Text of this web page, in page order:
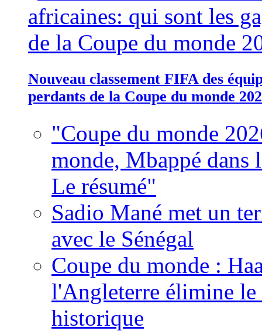
Nouveau classement FIFA des
perdants de la Coupe du monde
"Coupe du monde
monde, Mbappé dans
Le résumé"
Sadio Mané met un
avec le Sénégal
Coupe du monde :
l'Angleterre élimine
historique